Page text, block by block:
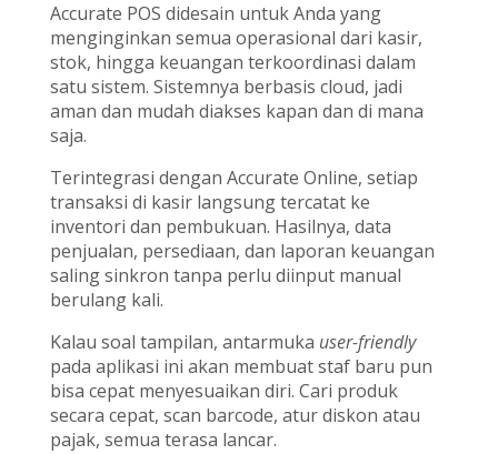
Accurate POS didesain untuk Anda yang
menginginkan semua operasional dari kasir,
stok, hingga keuangan terkoordinasi dalam
satu sistem. Sistemnya berbasis cloud, jadi
aman dan mudah diakses kapan dan di mana
saja.
Terintegrasi dengan Accurate Online, setiap
transaksi di kasir langsung tercatat ke
inventori dan pembukuan. Hasilnya, data
penjualan, persediaan, dan laporan keuangan
saling sinkron tanpa perlu diinput manual
berulang kali.
Kalau soal tampilan, antarmuka user-friendly
pada aplikasi ini akan membuat staf baru pun
bisa cepat menyesuaikan diri. Cari produk
secara cepat, scan barcode, atur diskon atau
pajak, semua terasa lancar.